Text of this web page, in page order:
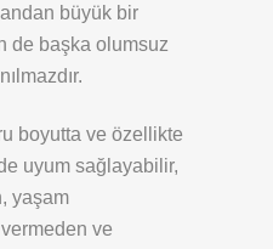
büyük bir
de başka olumsuz
boyutta ve özellikte
uyum sağlayabilir,
yaşam
ve